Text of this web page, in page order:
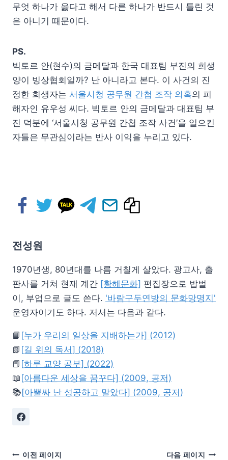
무엇 하나가 옳다고 해서 다른 하나가 반드시 틀린 것
은 아니기 때문이다.
PS.
빅토르 안(현수)의 금메달과 한국 대표팀 부진의 희생
양이 빙상협회일까? 난 아니라고 본다. 이 사건의 진
정한 희생자는 서울시청 공무원 간첩 조작 의혹의 피
해자인 유우성 씨다. 빅토르 안의 금메달과 대표팀 부
진 덕분에 ‘서울시청 공무원 간첩 조작 사건’을 일으킨
자들은 무관심이라는 반사 이익을 누리고 있다.
전성원
1970년생, 80년대를 나름 거칠게 살았다. 광고사, 출
판사를 거쳐 현재 계간 [황해문화] 편집장으로 밥벌
이, 부업으로 글도 쓴다. '바람구두연방의 문화망명지'
운영자이기도 하다. 저서는 다음과 같다.
📘 [누가 우리의 일상을 지배하는가] (2012)
📗 [길 위의 독서] (2018)
📕 [하루 교양 공부] (2022)
📖 [아름다운 세상을 꿈꾸다] (2009, 공저)
📚 [아뿔싸 난 성공하고 말았다] (2009, 공저)
이전 페이지 다음 페이지